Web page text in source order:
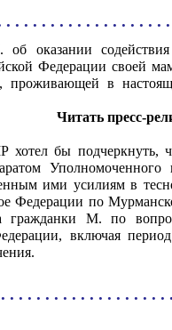
. . . . . . . . . . . . . . . . .
оказании
Федерации своей
проживающей в
Читать пресс-
бы подчеркнуть,
Уполномоченного
ими усилиям в
Федерации по
гражданки М. по
включая
. . . . . . . . . . . . . . . . .